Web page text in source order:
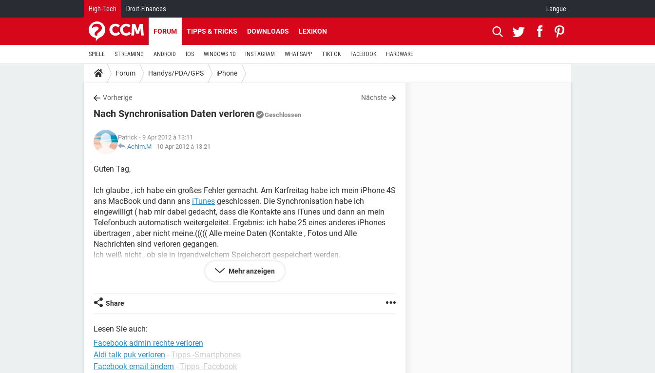
High-Tech Droit-Finances Langue
FORUM TIPPS & TRICKS DOWNLOADS LEXIKON
SPIELE STREAMING ANDROID IOS WINDOWS 10 INSTAGRAM WHATSAPP TIKTOK FACEBOOK HARDWARE
Forum Handys/PDA/GPS iPhone
Vorherige Nächste
Nach Synchronisation Daten verloren Geschlossen
Patrick - 9 Apr 2012 à 13:11
Achim.M - 10 Apr 2012 à 13:21
Guten Tag,
Ich glaube , ich habe ein großes Fehler gemacht. Am Karfreitag habe ich mein iPhone 4S
ans MacBook und dann ans iTunes geschlossen. Die Synchronisation habe ich
eingewilligt ( hab mir dabei gedacht, dass die Kontakte ans iTunes und dann an mein
Telefonbuch automatisch weitergeleitet. Ergebnis: ich habe 25 eines anderes iPhones
übertragen , aber nicht meine.((((( Alle meine Daten (Kontakte , Fotos und Alle
Nachrichten sind verloren gegangen.
Ich weiß nicht , ob sie in irgendwelchem Speicherort gespeichert werden.
Mehr anzeigen
Share
Lesen Sie auch:
Facebook admin rechte verloren
Aldi talk puk verloren - Tipps -Smartphones
Facebook email ändern - Tipps -Facebook